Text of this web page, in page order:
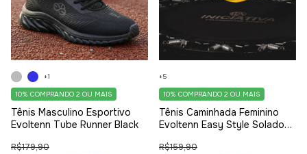
Tênis Masculino Esportivo
Evoltenn Tube Runner Black
R$179,90
10% COMPRANDO 2 OU MAIS
+1
Tênis Caminhada Feminino
Evoltenn Easy Style Solado
R$159,90
10% COMPRANDO 2 OU MAIS
+5